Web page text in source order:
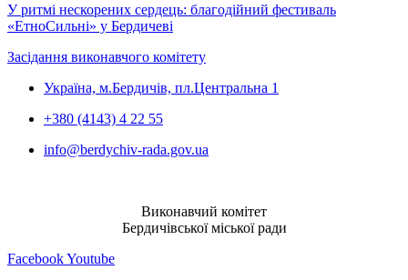
У ритмі нескорених сердець: благодійний фестиваль
«ЕтноСильні» у Бердичеві
Засідання виконавчого комітету
Україна, м.Бердичів, пл.Центральна 1
+380 (4143) 4 22 55
info@berdychiv-rada.gov.ua
Виконавчий комітет
Бердичівської міської ради
FacebookYoutube